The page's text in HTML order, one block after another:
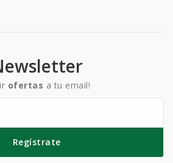
ofertas a tu email!
Regístrate